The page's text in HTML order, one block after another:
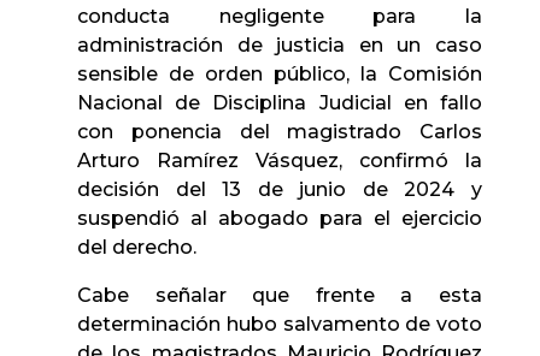
conducta negligente para la
administración de justicia en un caso
sensible de orden público, la Comisión
Nacional de Disciplina Judicial en fallo
con ponencia del magistrado Carlos
Arturo Ramírez Vásquez, confirmó la
decisión del 13 de junio de 2024 y
suspendió al abogado para el ejercicio
del derecho.
Cabe señalar que frente a esta
determinación hubo salvamento de voto